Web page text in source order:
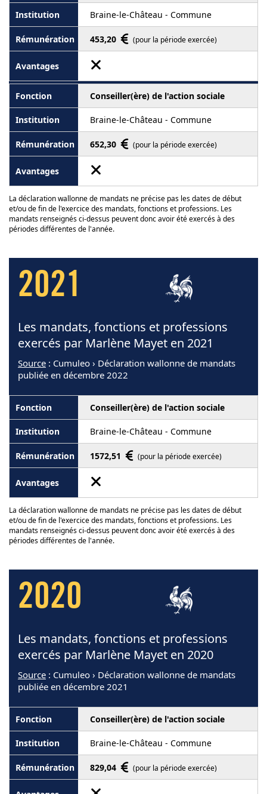
Braine-le-Château - Commune
453,20 (pour la période exercée)
Conseiller(ère) de l'action sociale
Braine-le-Château - Commune
652,30 (pour la période exercée)
La déclaration wallonne de mandats ne précise pas les dates de début
et/ou de fin de l'exercice des mandats, fonctions et professions. Les
mandats renseignés ci-dessus peuvent donc avoir été exercés à des
périodes différentes de l'année.
2021
Les mandats, fonctions et professions
exercés par Marlène Mayet en 2021
Source : Cumuleo › Déclaration wallonne de mandats
publiée en décembre 2022
Conseiller(ère) de l'action sociale
Braine-le-Château - Commune
1572,51 (pour la période exercée)
La déclaration wallonne de mandats ne précise pas les dates de début
et/ou de fin de l'exercice des mandats, fonctions et professions. Les
mandats renseignés ci-dessus peuvent donc avoir été exercés à des
périodes différentes de l'année.
2020
Les mandats, fonctions et professions
exercés par Marlène Mayet en 2020
Source : Cumuleo › Déclaration wallonne de mandats
publiée en décembre 2021
Conseiller(ère) de l'action sociale
Braine-le-Château - Commune
829,04 (pour la période exercée)